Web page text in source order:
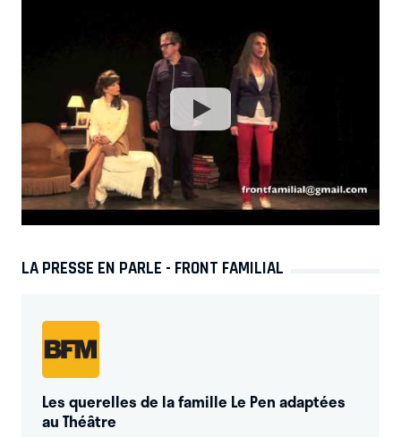
LA PRESSE EN PARLE - FRONT FAMILIAL
Les querelles de la famille Le Pen adaptées
au Théâtre